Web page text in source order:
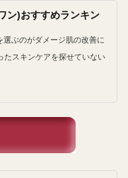
ン)おすすめランキン
選ぶのがダメージ肌の改善に
たスキンケアを探せていない